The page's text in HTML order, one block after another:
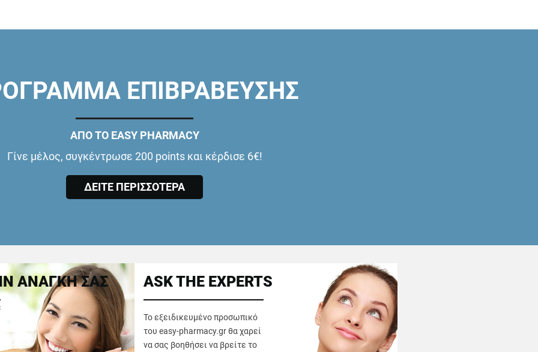
ΕΠΙΒΡΑΒΕΥΣΗΣ
ΑΠΟ ΤΟ EASY PHARMACY
Γίνε μέλος, συγκέντρωσε 200 points και κέρδισε 6€!
ΔΕΙΤΕ ΠΕΡΙΣΣΟΤΕΡΑ
ΑΝΑΓΚΗ ΣΑΣ ASK THE EXPERTS
Το εξειδικευμένο προσωπικό
του easy-pharmacy.gr θα χαρεί
να σας βοηθήσει να βρείτε το